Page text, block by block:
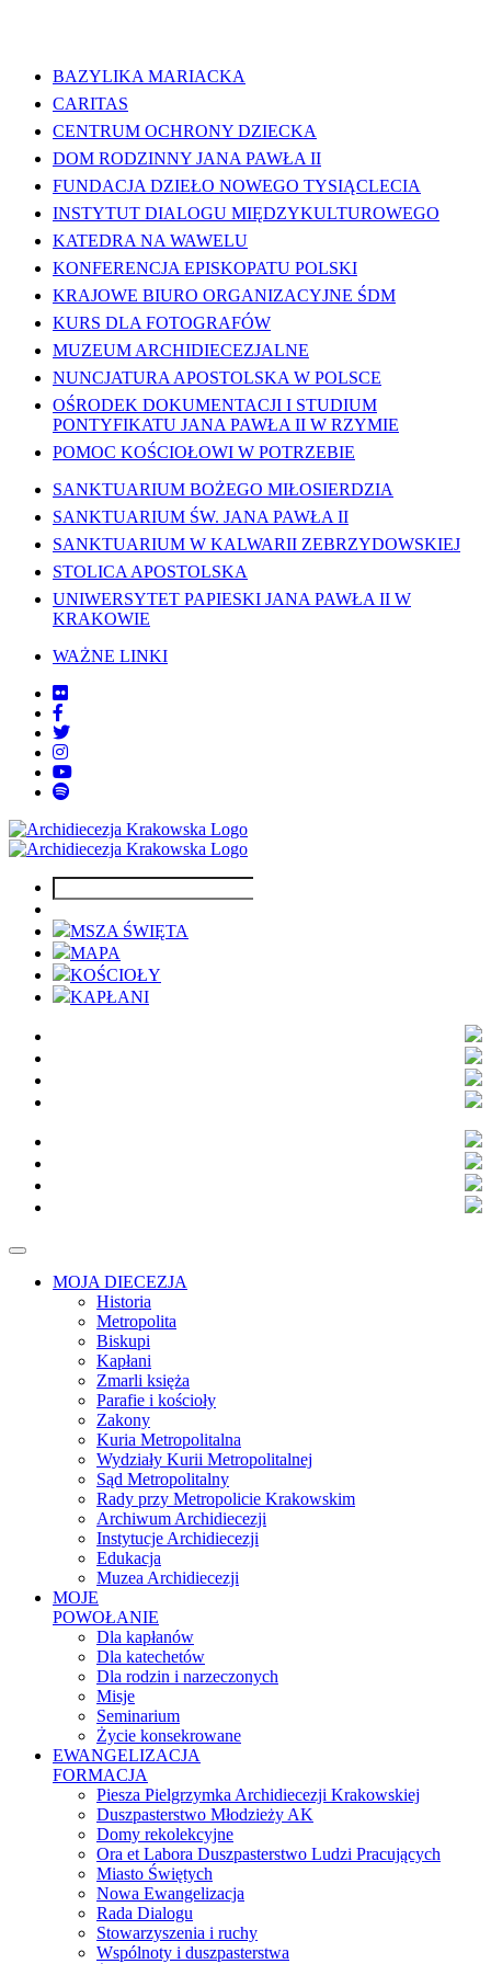
BAZYLIKA MARIACKA
CARITAS
CENTRUM OCHRONY DZIECKA
DOM RODZINNY JANA PAWŁA II
FUNDACJA DZIEŁO NOWEGO TYSIĄCLECIA
INSTYTUT DIALOGU MIĘDZYKULTUROWEGO
KATEDRA NA WAWELU
KONFERENCJA EPISKOPATU POLSKI
KRAJOWE BIURO ORGANIZACYJNE ŚDM
KURS DLA FOTOGRAFÓW
MUZEUM ARCHIDIECEZJALNE
NUNCJATURA APOSTOLSKA W POLSCE
OŚRODEK DOKUMENTACJI I STUDIUM
PONTYFIKATU JANA PAWŁA II W RZYMIE
POMOC KOŚCIOŁOWI W POTRZEBIE
SANKTUARIUM BOŻEGO MIŁOSIERDZIA
SANKTUARIUM ŚW. JANA PAWŁA II
SANKTUARIUM W KALWARII ZEBRZYDOWSKIEJ
STOLICA APOSTOLSKA
UNIWERSYTET PAPIESKI JANA PAWŁA II W
KRAKOWIE
WAŻNE LINKI
MSZA ŚWIĘTA
MAPA
KOŚCIOŁY
KAPŁANI
MOJA DIECEZJA
Historia
Metropolita
Biskupi
Kapłani
Zmarli księża
Parafie i kościoły
Zakony
Kuria Metropolitalna
Wydziały Kurii Metropolitalnej
Sąd Metropolitalny
Rady przy Metropolicie Krakowskim
Archiwum Archidiecezji
Instytucje Archidiecezji
Edukacja
Muzea Archidiecezji
MOJE
POWOŁANIE
Dla kapłanów
Dla katechetów
Dla rodzin i narzeczonych
Misje
Seminarium
Życie konsekrowane
EWANGELIZACJA
FORMACJA
Piesza Pielgrzymka Archidiecezji Krakowskiej
Duszpasterstwo Młodzieży AK
Domy rekolekcyjne
Ora et Labora Duszpasterstwo Ludzi Pracujących
Miasto Świętych
Nowa Ewangelizacja
Rada Dialogu
Stowarzyszenia i ruchy
Wspólnoty i duszpasterstwa